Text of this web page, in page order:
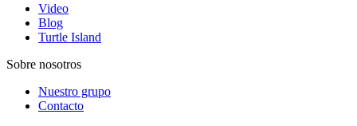
Video
Blog
Turtle Island
Sobre nosotros
Nuestro grupo
Contacto